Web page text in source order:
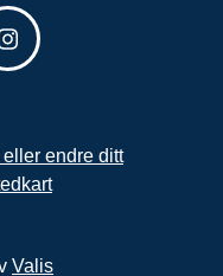
eller endre ditt
Valis